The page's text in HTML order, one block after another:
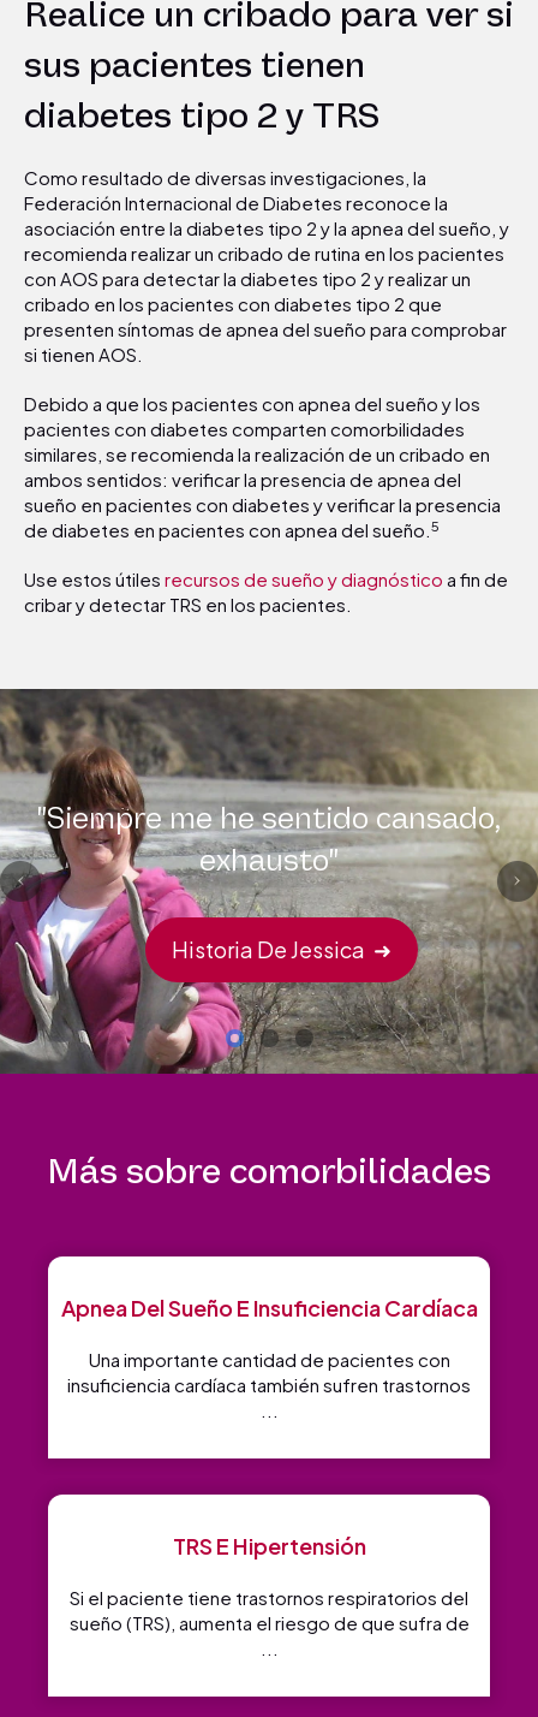
Realice un cribado para ver si
sus pacientes tienen
diabetes tipo 2 y TRS
Como resultado de diversas investigaciones, la
Federación Internacional de Diabetes reconoce la
asociación entre la diabetes tipo 2 y la apnea del sueño, y
recomienda realizar un cribado de rutina en los pacientes
con AOS para detectar la diabetes tipo 2 y realizar un
cribado en los pacientes con diabetes tipo 2 que
presenten síntomas de apnea del sueño para comprobar
si tienen AOS.
Debido a que los pacientes con apnea del sueño y los
pacientes con diabetes comparten comorbilidades
similares, se recomienda la realización de un cribado en
ambos sentidos: verificar la presencia de apnea del
sueño en pacientes con diabetes y verificar la presencia
de diabetes en pacientes con apnea del sueño. 5
Use estos útiles recursos de sueño y diagnóstico a fin de
cribar y detectar TRS en los pacientes.
"Siempre me he sentido cansado,
exhausto"
Historia De Jessica ➜
Más sobre comorbilidades
Apnea Del Sueño E Insuficiencia Cardíaca
Una importante cantidad de pacientes con
insuficiencia cardíaca también sufren trastornos
...
TRS E Hipertensión
Si el paciente tiene trastornos respiratorios del
sueño (TRS), aumenta el riesgo de que sufra de
...